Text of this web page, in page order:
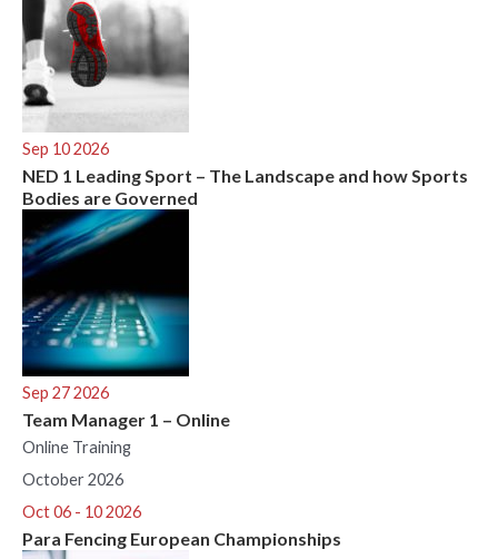
Sep 10 2026
NED 1 Leading Sport – The Landscape and how Sports
Bodies are Governed
Sep 27 2026
Team Manager 1 – Online
Online Training
October 2026
Oct 06 - 10 2026
Para Fencing European Championships